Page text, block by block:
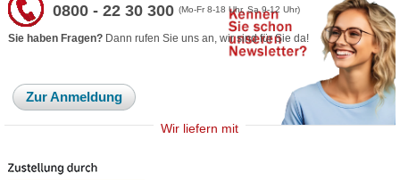
0800 - 22 30 300(Mo-Fr 8-18 Uhr, Sa 9-12 Uhr)
Sie haben Fragen? Dann rufen Sie uns an, wir sind für Sie da!
Zur Anmeldung
Wir liefern mit